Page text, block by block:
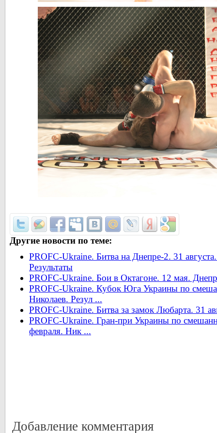
Другие новости по теме:
PROFC-Ukraine. Битва на Днепре-2. 31
Результаты
PROFC-Ukraine. Бои в Октагоне. 12 мая.
PROFC-Ukraine. Кубок Юга Украины по
Николаев. Резул ...
PROFC-Ukraine. Битва за замок Любарта. 31
PROFC-Ukraine. Гран-при Украины по
февраля. Ник ...
Добавление комментария